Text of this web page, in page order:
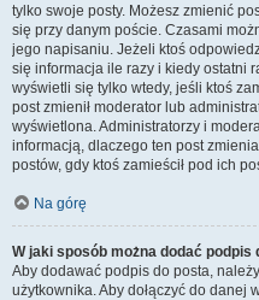
tylko swoje posty. Możesz zmienić
się przy danym poście. Czasami
jego napisaniu. Jeżeli ktoś
się informacja ile razy i kiedy ostatni
wyświetli się tylko wtedy, jeśli ktoś
post zmienił moderator lub
wyświetlona. Administratorzy i
informacją, dlaczego ten post
postów, gdy ktoś zamieścił pod ich
Na górę
W jaki sposób można dodać podpis
Aby dodawać podpis do posta,
użytkownika. Aby dołączyć do danej